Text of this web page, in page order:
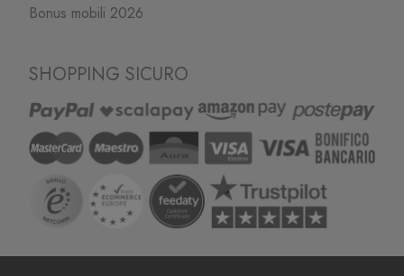
Bonus mobili 2026
SHOPPING SICURO